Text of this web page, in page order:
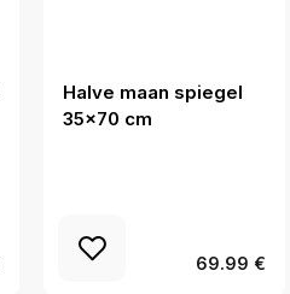
Halve maan spiegel
35x70 cm
69.99 €